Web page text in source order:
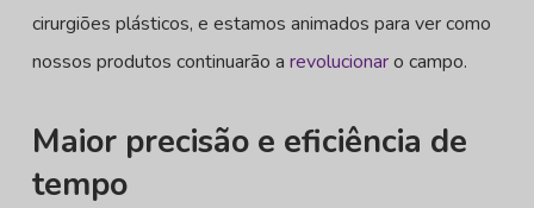
cirurgiões plásticos, e estamos animados para ver como
nossos produtos continuarão a revolucionaro campo.
Maior precisão e eficiência de
tempo